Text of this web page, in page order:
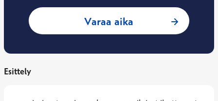
Varaa aika : Tiina
Esittely